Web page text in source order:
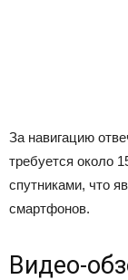
За навигацию
требуется около
спутниками, что
смартфонов.
Видео-